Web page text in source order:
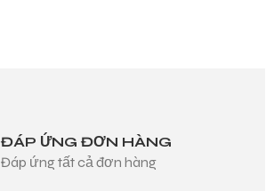
ĐÁP ỨNG ĐƠN HÀNG
Đáp ứng tất cả đơn hàng